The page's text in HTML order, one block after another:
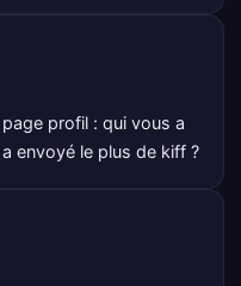
profil : qui vous a
envoyé le plus de kiff ?